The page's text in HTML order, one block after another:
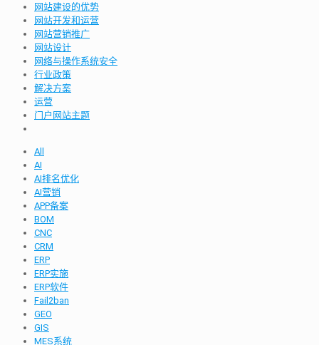
网站建设的优势
网站开发和运营
网站营销推广
网站设计
网络与操作系统安全
行业政策
解决方案
运营
门户网站主题
All
AI
AI排名优化
AI营销
APP备案
BOM
CNC
CRM
ERP
ERP实施
ERP软件
Fail2ban
GEO
GIS
MES系统